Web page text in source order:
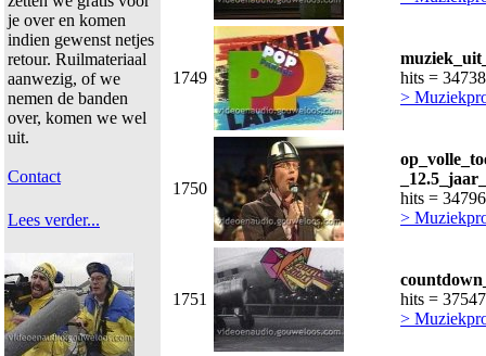
je over en komen
indien gewenst netjes
retour. Ruilmateriaal
aanwezig, of we
nemen de banden
over, komen we wel
uit.
Contact
Lees verder...
1749
hits = 34738
>
1750
hits = 34796
>
1751
hits = 37547
>